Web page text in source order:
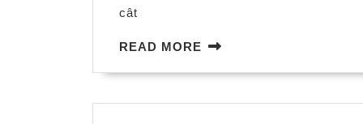
cât
READ MORE READ